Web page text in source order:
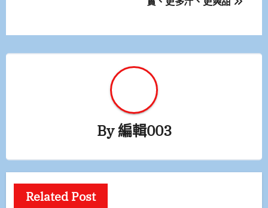
覽
By編輯003
Related Post